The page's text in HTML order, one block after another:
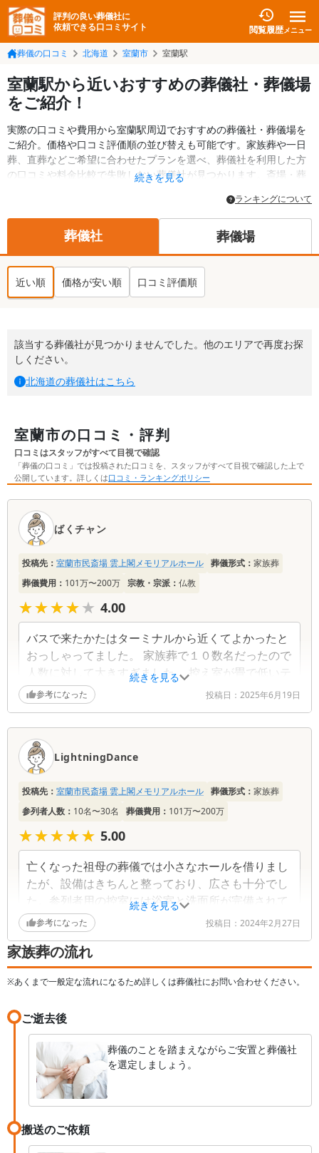
評判の良い葬儀社に
依頼できる口コミサイト
閲覧履歴メニュー
葬儀の口コミ 北海道 室蘭市 室蘭駅
室蘭駅から近いおすすめの葬儀社・葬儀場
をご紹介！
実際の口コミや費用から室蘭駅周辺でおすすめの葬儀社・葬儀場を
ご紹介。価格や口コミ評価順の並び替えも可能です。家族葬や一日
葬、直葬などご希望に合わせたプランを選べ、葬儀社を利用した方
の口コミや料金比較で失敗しない葬儀社が見つかります。斎場・葬
も掲載しています。24時間の相談受付で深夜・早朝でも対応可能で
す。
続きを見る
ランキングについて
葬儀社 葬儀場
近い順 価格が安い順 口コミ評価順
該当する葬儀社が見つかりませんでした。他のエリアで再度お探
しください。
北海道の葬儀社はこちら
室蘭市の口コミ・評判
口コミはスタッフがすべて目視で確認
「葬儀の口コミ」では投稿された口コミを、スタッフがすべて目視で確認した上で
公開しています。詳しくは口コミ・ランキングポリシー
続きを見る
ばくチャン
投稿先： 室蘭市民斎場 雲上閣メモリアルホール 葬儀形式： 家族葬
葬儀費用： 101万〜200万 宗教・宗派： 仏教
★★★★★
★★★★★ 4.00
バスで来たかたはターミナルから近くてよかったと
おっしゃってました。 家族葬で１０数名だったので
人数に対して大きすぎました。 控え室が畳で低いテ
ーブルなので高齢者には不便でした。 葬儀担当者の
かたが一生懸命に対応して頂き感謝しています。
参考になった 投稿日： 2025年6月19日
続きを見る
LightningDance
投稿先： 室蘭市民斎場 雲上閣メモリアルホール 葬儀形式： 家族葬
参列者人数： 10名〜30名 葬儀費用： 101万〜200万
★★★★★
★★★★★ 5.00
亡くなった祖母の葬儀では小さなホールを借りまし
たが、設備はきちんと整っており、広さも十分でし
た。参列者用の控室には浴室と洗面所が完備されて
いて、宿泊が可能な設備もあり、実際に利用させて
もらった際には食べ物や飲み物の持ち込みも基本的
に自由となっていることもあり、特に不自由なく過
ごすことができました。
参考になった 投稿日： 2024年2月27日
家族葬の流れ
※あくまで一般定な流れになるため詳しくは葬儀社にお問い合わせください。
ご逝去後
葬儀のことを踏まえながらご安置と葬儀社
を選定しましょう。
搬送のご依頼